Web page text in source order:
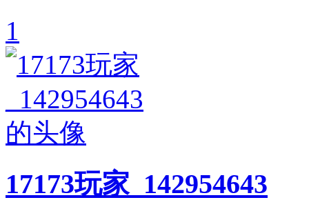
1
17173玩家_142954643